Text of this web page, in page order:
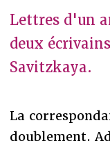
Lettres d'un
deux
Savitzkaya.
La
doublement.